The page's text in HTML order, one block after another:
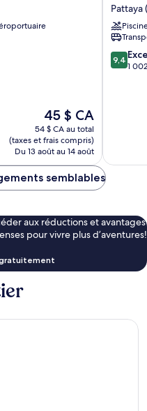
Le
prix
est
de
45 $ CA
45 $ CA
54 $ CA au total
(taxes et frais compris)
Du 13 août au 14 août
Pattaya
Pattaya
(centre)
Pattaya
9.4
sur
9,4
1
semblables
aux réductions et avantages
pour vivre plus d’aventures!
gratuitement